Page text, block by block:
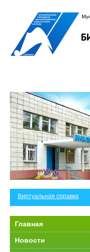
Виртуальная справка
Главная
Новости